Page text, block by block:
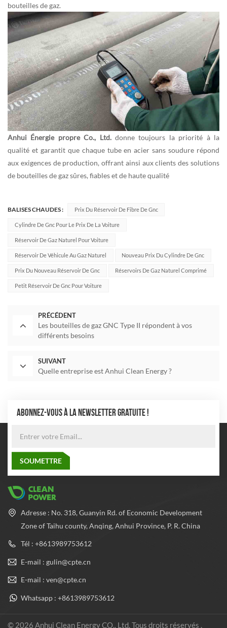
bouteilles de gaz.
Anhui Énergie propre Co., Ltd.donne toujours la priorité à la
qualité et garantit que chaque tube en acier sans soudure répond
aux exigences de production, offrant ainsi aux clients des solutions
de bouteilles de gaz sûres, fiables et de haute qualité
BALISES CHAUDES : Prix Du Réservoir De Fibre De Gnc
Cylindre De Gnc Pour Le Prix De La Voiture
Réservoir De Gaz Naturel Pour Voiture
Réservoir De Véhicule Au Gaz Naturel Nouveau Prix Du Cylindre De Gnc
Prix Du Nouveau Réservoir De Gnc Réservoirs De Gaz Naturel Comprimé
Petit Réservoir De Gnc Pour Voiture
PRÉCÉDENT
Les bouteilles de gaz GNC Type II répondent à vos
différents besoins
SUIVANT
Quelle entreprise est Anhui Clean Energy ?
ABONNEZ-VOUS À LA NEWSLETTER GRATUITE !
Adresse : No. 318, Guanyin Rd. of Economic Development
Zone of Taihu county, Anqing, Anhui Province, P. R. China
Tél : +8613989753612
E-mail : gulin@cpte.cn
E-mail : ven@cpte.cn
Whatsapp : +8613989753612
© 2026 Anhui Clean Energy CO., Ltd. Tous droits réservés .